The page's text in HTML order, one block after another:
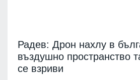
Радев: Дрон нахлу в
въздушно пространство
се взриви